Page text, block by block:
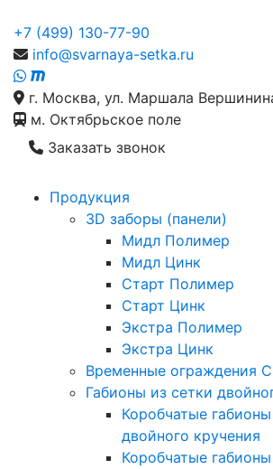
+7 (499) 130-77-90
info@svarnaya-setka.ru
г. Москва, ул. Маршала
м. Октябрьское поле
Заказать звонок
Продукция
3D заборы (панели)
Мидл Полимер
Мидл Цинк
Старт Полимер
Старт Цинк
Экстра Полимер
Экстра Цинк
Временные ограждения
Габионы из сетки
Коробчатые
двойного кручения
Коробчатые